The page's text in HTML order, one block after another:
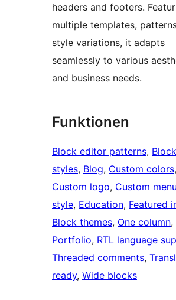
headers and footers.
multiple templates,
style variations, it adapts
seamlessly to various
and business needs.
Funktionen
Block editor patterns,
styles, Blog, Custom colors
Custom logo, Custom menu
style, Education, Featured
Block themes, One column
Portfolio, RTL language
Threaded comments,
ready, Wide blocks